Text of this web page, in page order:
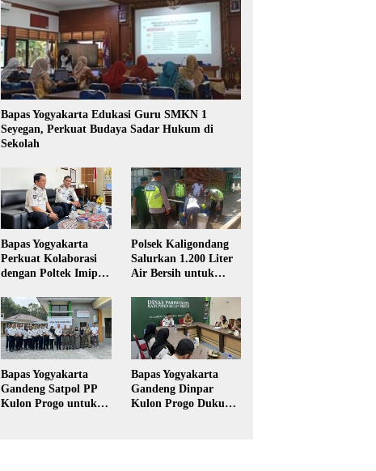
Bapas Yogyakarta Edukasi Guru SMKN 1
Seyegan, Perkuat Budaya Sadar Hukum di
Sekolah
Bapas Yogyakarta
Perkuat Kolaborasi
dengan Poltek Imipas,
Magang Taruna
Polsek Kaligondang
Salurkan 1.200 Liter
Air Bersih untuk
Kekeringan di
Purbalingga
Bapas Yogyakarta
Gandeng Satpol PP
Kulon Progo untuk
Bapas Yogyakarta
Gandeng Dinpar
Kulon Progo Dukung